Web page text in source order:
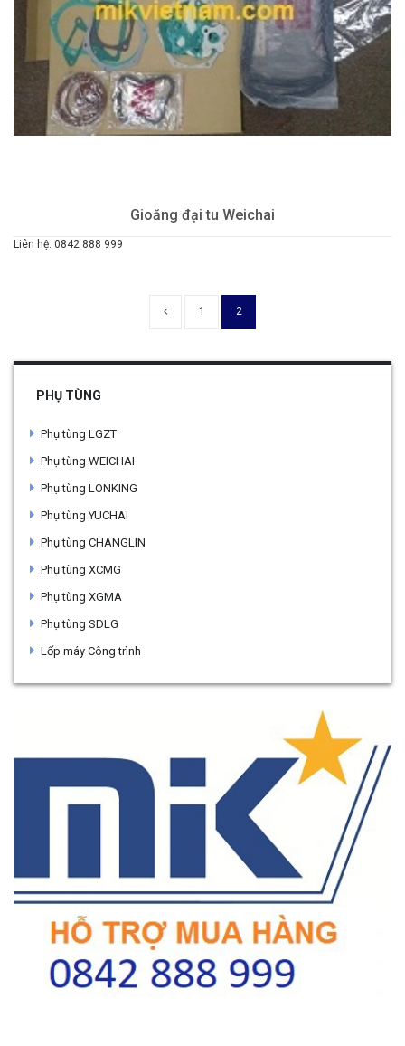
Gioăng đại tu Weichai
Liên hệ: 0842 888 999
1 2
PHỤ TÙNG
Phụ tùng LGZT
Phụ tùng WEICHAI
Phụ tùng LONKING
Phụ tùng YUCHAI
Phụ tùng CHANGLIN
Phụ tùng XCMG
Phụ tùng XGMA
Phụ tùng SDLG
Lốp máy Công trình